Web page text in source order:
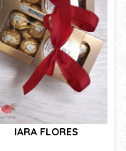
IARA FLORES